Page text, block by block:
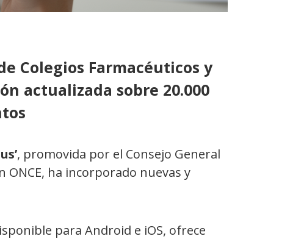
Colegios Farmacéuticos y
actualizada sobre 20.000
, promovida por el Consejo General
ONCE, ha incorporado nuevas y
para Android e iOS, ofrece